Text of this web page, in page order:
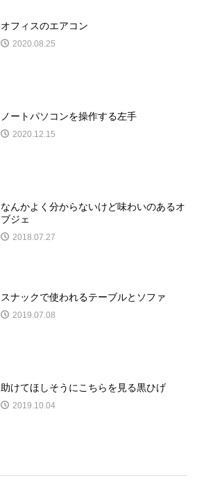
オフィスのエアコン
2020.08.25
ノートパソコンを操作する左手
2020.12.15
なんかよく分からないけど味わいのあるオ
ブジェ
2018.07.27
スナックで使われるテーブルとソファ
2019.07.08
助けてほしそうにこちらを見る黒ひげ
2019.10.04